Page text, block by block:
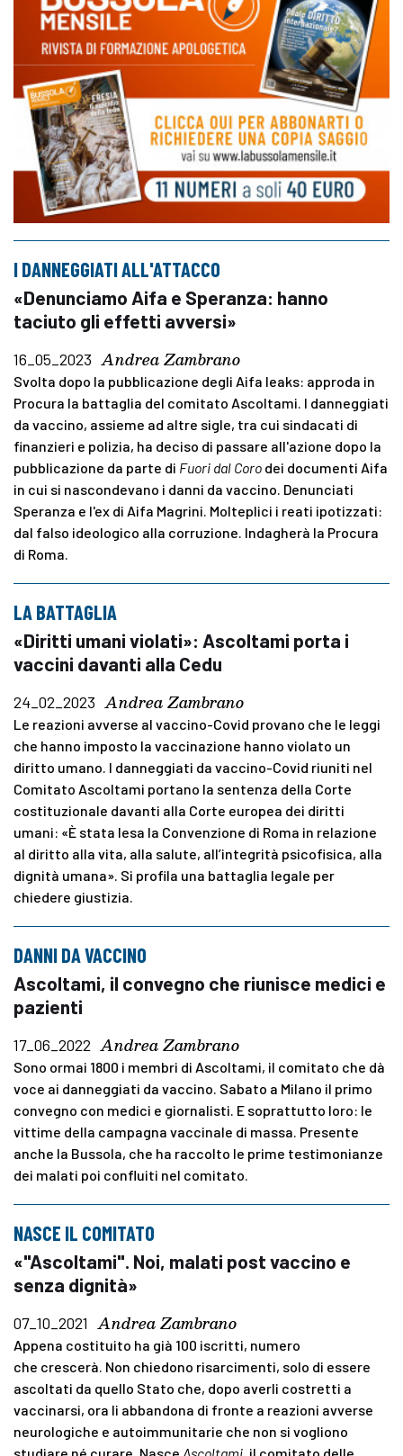
I DANNEGGIATI ALL'ATTACCO
«Denunciamo Aifa e Speranza: hanno
taciuto gli effetti avversi»
16_05_2023 Andrea Zambrano
Svolta dopo la pubblicazione degli Aifa leaks: approda in
Procura la battaglia del comitato Ascoltami. I danneggiati
da vaccino, assieme ad altre sigle, tra cui sindacati di
finanzieri e polizia, ha deciso di passare all'azione dopo la
pubblicazione da parte di Fuori dal Coro dei documenti Aifa
in cui si nascondevano i danni da vaccino. Denunciati
Speranza e l'ex di Aifa Magrini. Molteplici i reati ipotizzati:
dal falso ideologico alla corruzione. Indagherà la Procura
di Roma.
LA BATTAGLIA
«Diritti umani violati»: Ascoltami porta i
vaccini davanti alla Cedu
24_02_2023 Andrea Zambrano
Le reazioni avverse al vaccino-Covid provano che le leggi
che hanno imposto la vaccinazione hanno violato un
diritto umano. I danneggiati da vaccino-Covid riuniti nel
Comitato Ascoltami portano la sentenza della Corte
costituzionale davanti alla Corte europea dei diritti
umani: «È stata lesa la Convenzione di Roma in relazione
al diritto alla vita, alla salute, all’integrità psicofisica, alla
dignità umana». Si profila una battaglia legale per
chiedere giustizia.
DANNI DA VACCINO
Ascoltami, il convegno che riunisce medici e
pazienti
17_06_2022 Andrea Zambrano
Sono ormai 1800 i membri di Ascoltami, il comitato che dà
voce ai danneggiati da vaccino. Sabato a Milano il primo
convegno con medici e giornalisti. E soprattutto loro: le
vittime della campagna vaccinale di massa. Presente
anche la Bussola, che ha raccolto le prime testimonianze
dei malati poi confluiti nel comitato.
NASCE IL COMITATO
«"Ascoltami". Noi, malati post vaccino e
senza dignità»
07_10_2021 Andrea Zambrano
Appena costituito ha già 100 iscritti, numero
che crescerà. Non chiedono risarcimenti, solo di essere
ascoltati da quello Stato che, dopo averli costretti a
vaccinarsi, ora li abbandona di fronte a reazioni avverse
neurologiche e autoimmunitarie che non si vogliono